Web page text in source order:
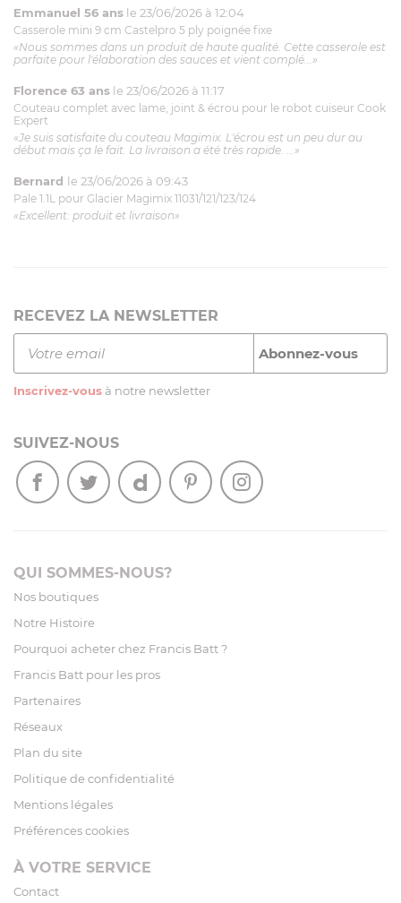
Emmanuel 56 ans le 23/06/2026 à 12:04
Casserole mini 9 cm Castelpro 5 ply poignée fixe
«Nous sommes dans un produit de haute qualité. Cette casserole est
parfaite pour l'élaboration des sauces et vient complé...»
Florence 63 ans le 23/06/2026 à 11:17
Couteau complet avec lame, joint & écrou pour le robot cuiseur Cook
Expert
«Je suis satisfaite du couteau Magimix. L'écrou est un peu dur au
début mais ça le fait. La livraison a été très rapide. ...»
Bernard le 23/06/2026 à 09:43
Pale 1.1L pour Glacier Magimix 11031/121/123/124
«Excellent: produit et livraison»
RECEVEZ LA NEWSLETTER
Inscrivez-vous à notre newsletter
SUIVEZ-NOUS
QUI SOMMES-NOUS?
Nos boutiques
Notre Histoire
Pourquoi acheter chez Francis Batt ?
Francis Batt pour les pros
Partenaires
Réseaux
Plan du site
Politique de confidentialité
Mentions légales
Préférences cookies
À VOTRE SERVICE
Contact